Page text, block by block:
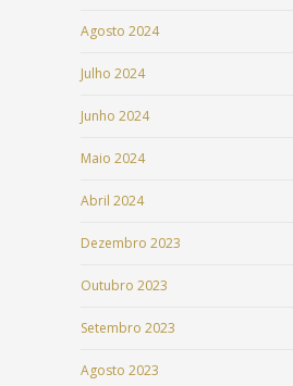
Agosto 2024
Julho 2024
Junho 2024
Maio 2024
Abril 2024
Dezembro 2023
Outubro 2023
Setembro 2023
Agosto 2023